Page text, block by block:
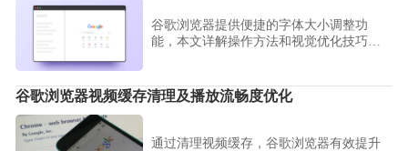
谷歌浏览器提供便捷的字体大小调整功
能，本文详解操作方法和视觉优化技巧，
谷歌浏览器视频缓存清理及播放流畅度优化
通过清理视频缓存，谷歌浏览器有效提升